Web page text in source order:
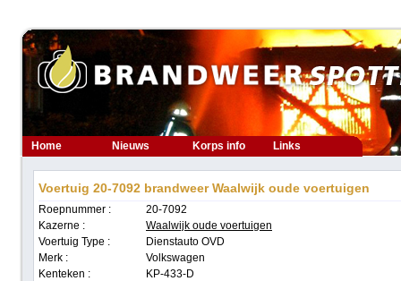
Home Nieuws Korps info Links
Voertuig 20-7092 brandweer Waalwijk oude voertuigen
Roepnummer :
20-7092
Kazerne :
Waalwijk oude voertuigen
Voertuig Type :
Dienstauto OVD
Merk :
Volkswagen
Kenteken :
KP-433-D